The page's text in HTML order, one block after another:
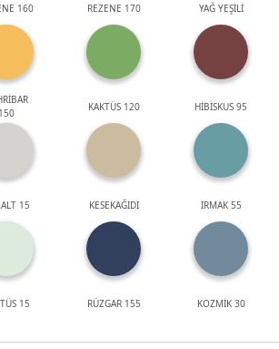
160 REZENE 170 YAĞ YEŞİLİ
150
KAKTÜS 120 HİBİSKUS 95
15 KESEKAĞIDI IRMAK 55
15 RÜZGAR 155 KOZMİK 30